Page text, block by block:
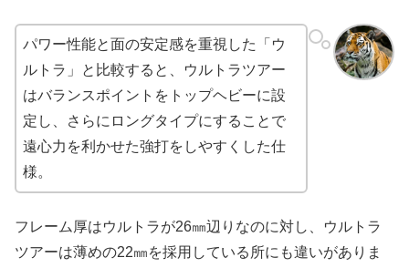
パワー性能と面の安定感を重視した「ウ
ルトラ」と比較すると、ウルトラツアー
はバランスポイントをトップヘビーに設
定し、さらにロングタイプにすることで
遠心力を利かせた強打をしやすくした仕
様。
フレーム厚はウルトラが26㎜辺りなのに対し、ウルトラ
ツアーは薄めの22㎜を採用している所にも違いがありま